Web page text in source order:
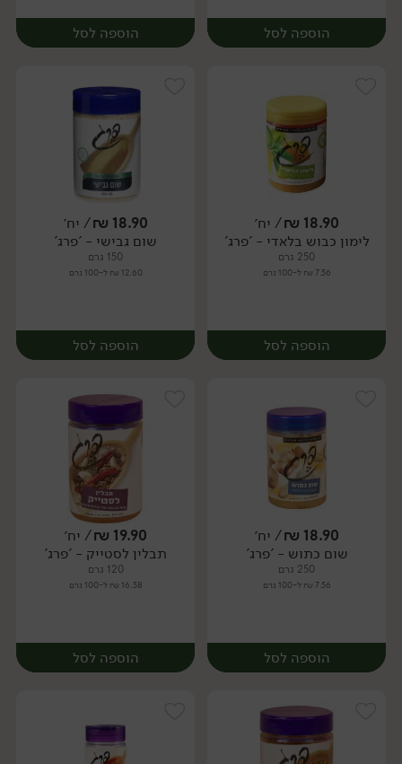
הוספה לסל
יח׳
הוספה לסל
יח׳
18.90
₪/ יח׳
לימון כבוש בלאדי - 'פרג'
250 גרם
7.56 ₪ ל-100 גרם
הוספה לסל
יח׳
18.90
₪/ יח׳
שום גבישי - 'פרג'
150 גרם
12.60 ₪ ל-100 גרם
הוספה לסל
יח׳
18.90
₪/ יח׳
שום כתוש - 'פרג'
250 גרם
7.56 ₪ ל-100 גרם
הוספה לסל
19.90
₪/ יח׳
תבלין לסטייק - 'פרג'
120 גרם
16.58 ₪ ל-100 גרם
הוספה לסל